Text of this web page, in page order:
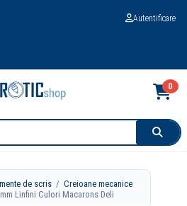
Autentificare
0
de scris /Creioane mecanice
Linfini Culori Macarons Deli